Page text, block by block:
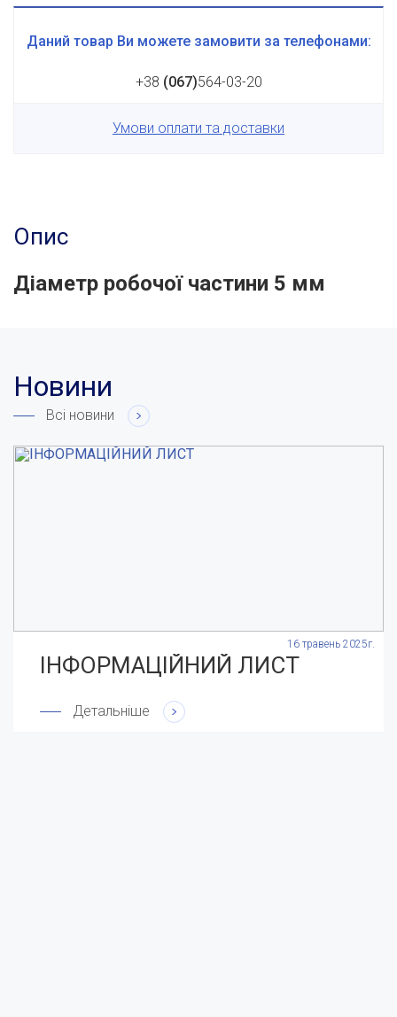
Даний товар Ви можете замовити за телефонами:
+38 (067)564-03-20
Умови оплати та доставки
Опис
Діаметр робочої частини 5 мм
Новини
Всі новини
16 травень 2025г.
ІНФОРМАЦІЙНИЙ ЛИСТ
Детальніше